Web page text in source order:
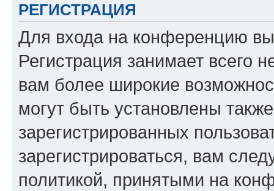
РЕГИСТРАЦИЯ
Для входа на конференцию
Регистрация занимает всего
вам более широкие
могут быть установлены
зарегистрированных
зарегистрироваться, вам
политикой, принятыми на